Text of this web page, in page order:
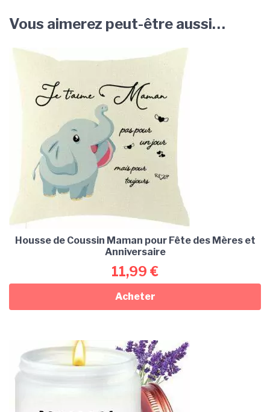
Vous aimerez peut-être aussi…
Housse de Coussin Maman pour Fête des Mères et
Anniversaire
11,99 €
Acheter